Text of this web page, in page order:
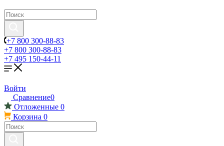
+7 800 300-88-83
+7 800 300-88-83
+7 495 150-44-11
Войти
Сравнение0
Отложенные 0
Корзина 0